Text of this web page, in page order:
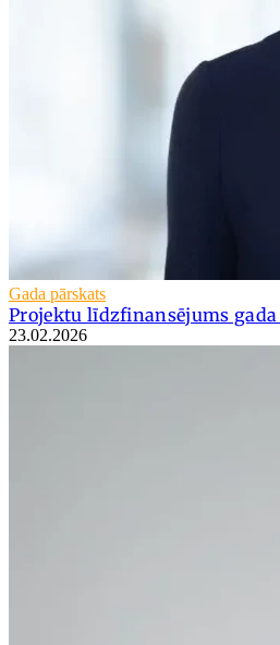
Gada pārskats
Projektu līdzfinansējums
23.02.2026